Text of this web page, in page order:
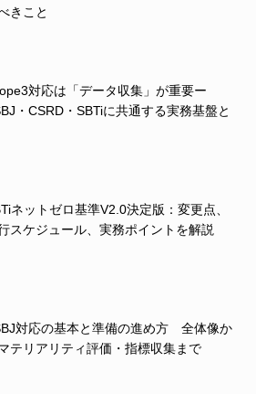
きこと
対応は「データ収集」が重要ー
・CSRD・SBTiに共通する実務基盤と
ネットゼロ基準V2.0決定版：変更点、
スケジュール、実務ポイントを解説
対応の基本と準備の進め方 全体像か
テリアリティ評価・指標収集まで